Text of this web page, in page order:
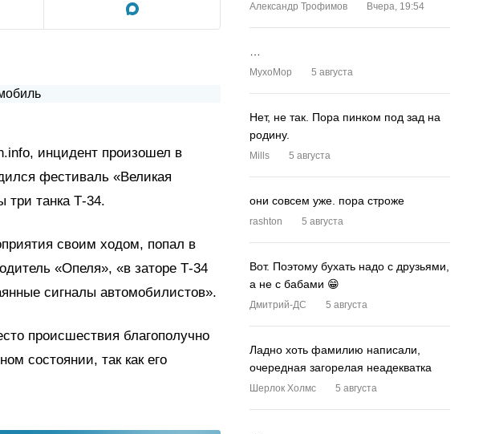
инцидент произошел в
фестиваль «Великая
три танка Т-34.
своим ходом, попал в
«Опеля», «в заторе Т-34
сигналы автомобилистов».
происшествия благополучно
состоянии, так как его
Александр Трофимов Вчера, 19:54
MyxoMop 5 августа
Нет, не так. Пора пинком под зад на
родину.
Mills 5 августа
они совсем уже. пора строже
rashton 5 августа
Вот. Поэтому бухать надо с друзьями,
а не с бабами 😁
Дмитрий-ДС 5 августа
Ладно хоть фамилию написали,
очередная загорелая неадекватка
Шерлок Холмс 5 августа